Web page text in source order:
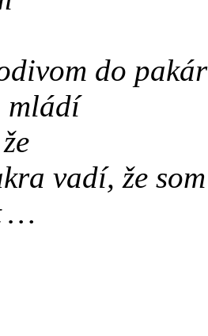
do
mládí
vadí, že
…